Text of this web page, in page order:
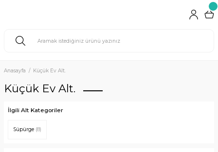
Anasayfa Küçük Ev Alt.
Küçük Ev Alt.
İlgili Alt Kategoriler
Süpürge (8)